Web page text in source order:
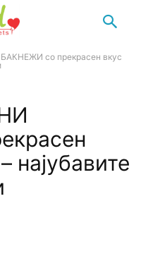
со прекрасен вкус
најубавите